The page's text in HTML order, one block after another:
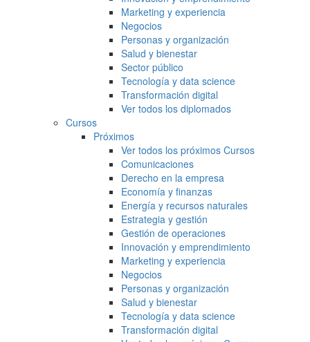
Marketing y experiencia
Negocios
Personas y organización
Salud y bienestar
Sector público
Tecnología y data science
Transformación digital
Ver todos los diplomados
Cursos
Próximos
Ver todos los próximos Cursos
Comunicaciones
Derecho en la empresa
Economía y finanzas
Energía y recursos naturales
Estrategia y gestión
Gestión de operaciones
Innovación y emprendimiento
Marketing y experiencia
Negocios
Personas y organización
Salud y bienestar
Tecnología y data science
Transformación digital